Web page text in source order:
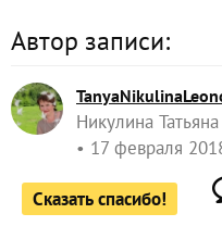
Автор записи:
Никулина Татьяна
17 февраля
Сказать спасибо!